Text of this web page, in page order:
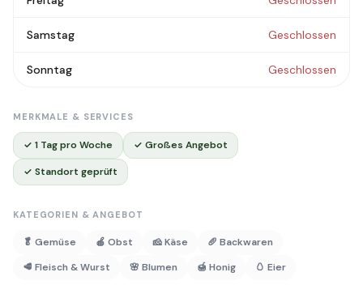
Samstag Geschlossen
Sonntag Geschlossen
MERKMALE & SERVICES
✓ 1 Tag pro Woche ✓ Großes Angebot
✓ Standort geprüft
KATEGORIEN & ANGEBOT
🥬 Gemüse 🍎 Obst 🧀 Käse
🥖 Backwaren
🥩 Fleisch & Wurst
🌸 Blumen 🍯 Honig 🥚 Eier